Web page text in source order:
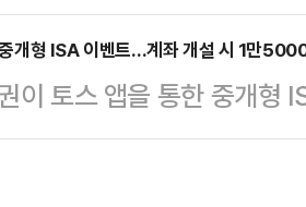
…매도 대금을 국내 주식 등
는 절세형 계좌다.일정 요
수 있다.특히 기존 해외주
세 혜택과 안정적인 수익
한다는 전략이다.15일 키
로 한 특판 주가연계파
)를 판매한다.ISA전용
개형 ISA 이벤트…계좌 개설 시 1만
이 토스 앱을 통한 중개형
실시한다.신규 고객 유입